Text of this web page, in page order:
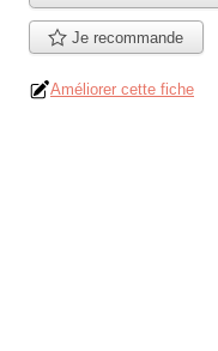
Je recommande
Améliorer cette fiche